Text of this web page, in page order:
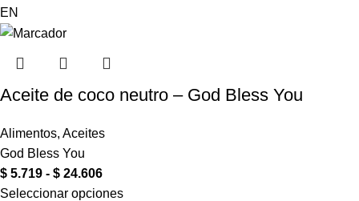
EN
Aceite de coco neutro – God Bless You
Alimentos, Aceites
God Bless You
$ 5.719 - $ 24.606
Seleccionar opciones